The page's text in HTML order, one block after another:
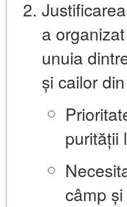
a
unuia
și cailor
purității
câmp